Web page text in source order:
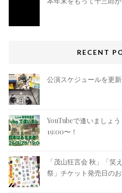
RECENT
公演スケジュールを更新
YouTubeで逢いましょう
19:00〜！
「茂山狂言会 秋」「笑
祭」チケット発売日のお